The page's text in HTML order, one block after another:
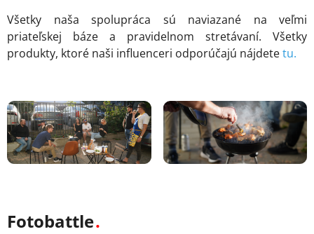
Všetky naša spolupráca sú naviazané na veľmi
priateľskej báze a pravidelnom stretávaní. Všetky
produkty, ktoré naši influenceri odporúčajú nájdetetu.
Fotobattle